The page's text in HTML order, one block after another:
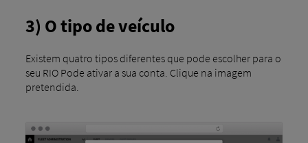
3) O tipo de veículo
Existem quatro tipos diferentes que pode escolher para o
seu RIO Pode ativar a sua conta. Clique na imagem
pretendida.